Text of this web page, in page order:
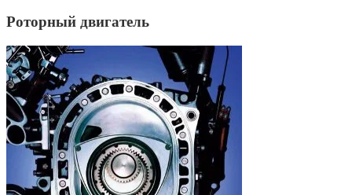
Роторный двигатель